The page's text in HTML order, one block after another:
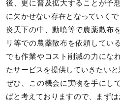
後、更に普及拡大することが予
に⽋かせない存在となっていくで
炎天下の中、動噴等で農薬散布
リ等での農薬散布を依頼してい
でも作業やコスト削減の力にな
たサービスを提供していきたいと
ぜひ、この機会に実物を手にし
ばと考えておりますので、まずは